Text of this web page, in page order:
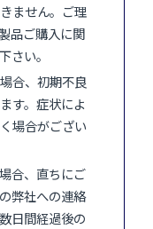
ません。ご理
品ご購入に関
さい。
合、初期不良
す。症状によ
場合がござい
合、直ちにご
弊社への連絡
日間経過後の